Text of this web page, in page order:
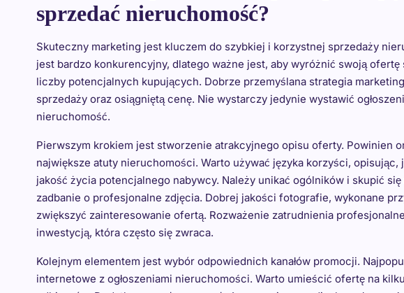
sprzedać nieruchomość?
Skuteczny marketing jest kluczem do szybkiej i korzystnej sprzedaży
jest bardzo konkurencyjny, dlatego ważne jest, aby wyróżnić swoją
liczby potencjalnych kupujących. Dobrze przemyślana strategia
sprzedaży oraz osiągniętą cenę. Nie wystarczy jedynie wystawić
nieruchomość.
Pierwszym krokiem jest stworzenie atrakcyjnego opisu oferty. Powinien
największe atuty nieruchomości. Warto używać języka korzyści,
jakość życia potencjalnego nabywcy. Należy unikać ogólników i skupić
zadbanie o profesjonalne zdjęcia. Dobrej jakości fotografie, wykonane
zwiększyć zainteresowanie ofertą. Rozważenie zatrudnienia
inwestycją, która często się zwraca.
Kolejnym elementem jest wybór odpowiednich kanałów promocji.
internetowe z ogłoszeniami nieruchomości. Warto umieścić ofertę na